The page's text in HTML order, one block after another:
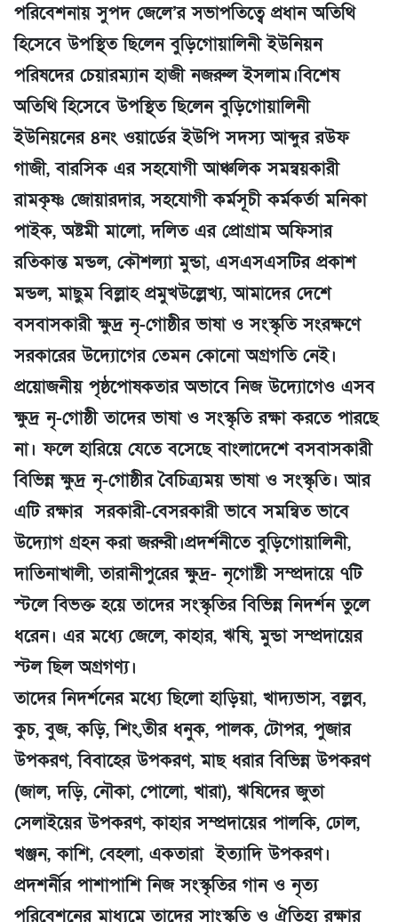
পরিবেশনায় সুপদ জেলে’র সভাপতিত্বে প্রধান অতিথি
হিসেবে উপস্থিত ছিলেন বুড়িগোয়ালিনী ইউনিয়ন
পরিষদের চেয়ারম্যান হাজী নজরুল ইসলাম।বিশেষ
অতিথি হিসেবে উপস্থিত ছিলেন বুড়িগোয়ালিনী
ইউনিয়নের ৪নং ওয়ার্ডের ইউপি সদস্য আব্দুর রউফ
গাজী, বারসিক এর সহযোগী আঞ্চলিক সমন্বয়কারী
রামকৃষ্ণ জোয়ারদার, সহযোগী কর্মসূচী কর্মকর্তা মনিকা
পাইক, অষ্টমী মালো, দলিত এর প্রোগ্রাম অফিসার
রতিকান্ত মন্ডল, কৌশল্যা মুন্ডা, এসএসএসটির প্রকাশ
মন্ডল, মাছুম বিল্লাহ প্রমুখউল্লেখ্য, আমাদের দেশে
বসবাসকারী ক্ষুদ্র নৃ-গোষ্ঠীর ভাষা ও সংস্কৃতি সংরক্ষণে
সরকারের উদ্যোগের তেমন কোনো অগ্রগতি নেই।
প্রয়োজনীয় পৃষ্ঠপোষকতার অভাবে নিজ উদ্যোগেও এসব
ক্ষুদ্র নৃ-গোষ্ঠী তাদের ভাষা ও সংস্কৃতি রক্ষা করতে পারছে
না। ফলে হারিয়ে যেতে বসেছে বাংলাদেশে বসবাসকারী
বিভিন্ন ক্ষুদ্র নৃ-গোষ্ঠীর বৈচিত্র্যময় ভাষা ও সংস্কৃতি। আর
এটি রক্ষার সরকারী-বেসরকারী ভাবে সমন্বিত ভাবে
উদ্যোগ গ্রহন করা জরুরী।প্রদর্শনীতে বুড়িগোয়ালিনী,
দাতিনাখালী, তারানীপুরের ক্ষুদ্র- নৃগোষ্টী সম্প্রদায়ে ৭টি
স্টলে বিভক্ত হয়ে তাদের সংস্কৃতির বিভিন্ন নিদর্শন তুলে
ধরেন। এর মধ্যে জেলে, কাহার, ঋষি, মুন্ডা সম্প্রদায়ের
স্টল ছিল অগ্রগণ্য।
তাদের নিদর্শনের মধ্যে ছিলো হাড়িয়া, খাদ্যভাস, বল্লব,
কুচ, বুজ, কড়ি, শিং,তীর ধনুক, পালক, টোপর, পুজার
উপকরণ, বিবাহের উপকরণ, মাছ ধরার বিভিন্ন উপকরণ
(জাল, দড়ি, নৌকা, পোলো, খারা), ঋষিদের জুতা
সেলাইয়ের উপকরণ, কাহার সম্প্রদায়ের পালকি, ঢোল,
খঞ্জন, কাশি, বেহলা, একতারা ইত্যাদি উপকরণ।
প্রদশর্নীর পাশাপাশি নিজ সংস্কৃতির গান ও নৃত্য
পরিবেশনের মাধ্যমে তাদের সাংস্কৃতি ও ঐতিহ্য রক্ষার